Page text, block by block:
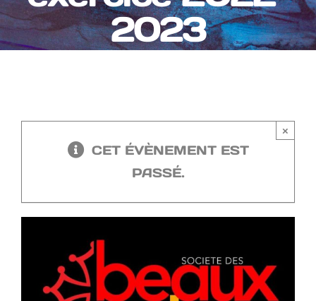
2023
CET ÉVÈNEMENT EST
PASSÉ.
×